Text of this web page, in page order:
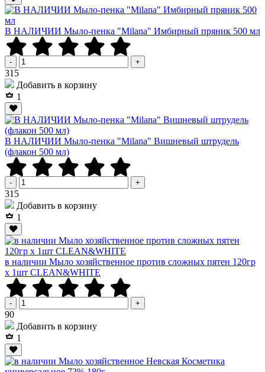
В НАЛИЧИИ Мыло-пенка "Milana" Имбирный пряник 500 мл
- +
315Р
Добавить в корзину
1
В НАЛИЧИИ Мыло-пенка "Milana" Вишневый штрудель
(флакон 500 мл)
- +
315Р
Добавить в корзину
1
в наличии Мыло хозяйственное против сложных пятен 120гр
х 1шт CLEAN&WHITE
- +
90Р
Добавить в корзину
1